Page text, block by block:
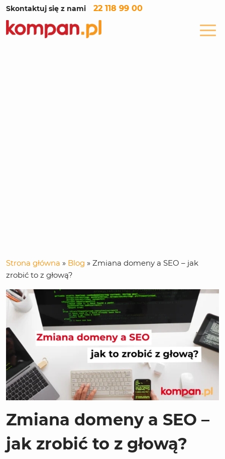
Skontaktuj się z nami 22 118 99 00
Strona główna » Blog » Zmiana domeny a SEO – jak
zrobić to z głową?
Zmiana domeny a SEO –
jak zrobić to z głową?